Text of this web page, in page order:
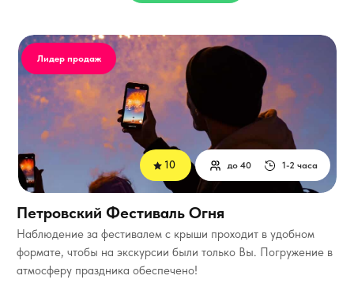
Наблюдение за фестивалем с крыши проходит в удобном
формате, чтобы на экскурсии были только Вы. Погружение в
атмосферу праздника обеспечено!
1-2 часа
до 40
Лидер продаж
Петровский Фестиваль Огня
10